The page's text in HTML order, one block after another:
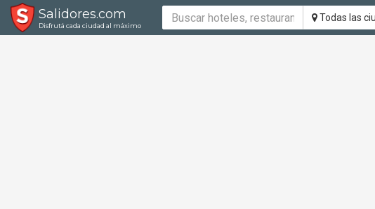
Salidores.com
Disfrutá cada ciudad al máximo
Todas las